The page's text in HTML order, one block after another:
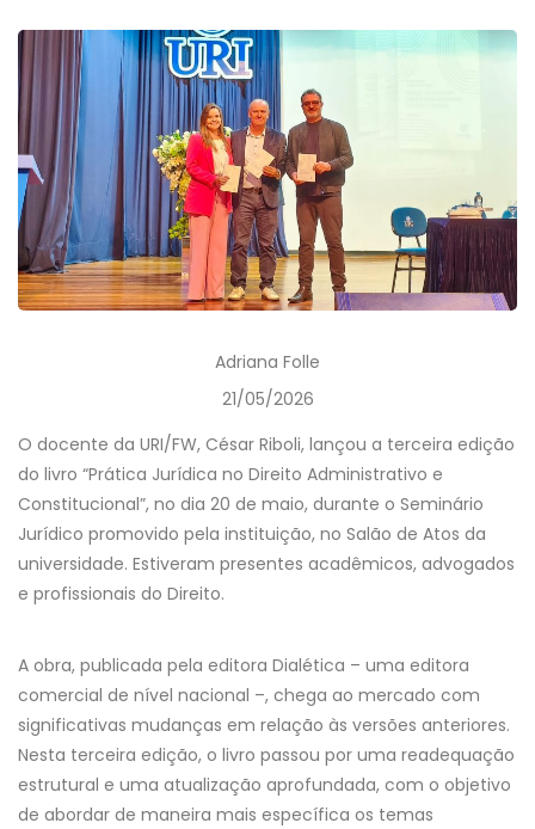
Adriana Folle
21/05/2026
O docente da URI/FW, César Riboli, lançou a terceira edição
do livro “Prática Jurídica no Direito Administrativo e
Constitucional”, no dia 20 de maio, durante o Seminário
Jurídico promovido pela instituição, no Salão de Atos da
universidade. Estiveram presentes acadêmicos, advogados
e profissionais do Direito.
A obra, publicada pela editora Dialética – uma editora
comercial de nível nacional –, chega ao mercado com
significativas mudanças em relação às versões anteriores.
Nesta terceira edição, o livro passou por uma readequação
estrutural e uma atualização aprofundada, com o objetivo
de abordar de maneira mais específica os temas